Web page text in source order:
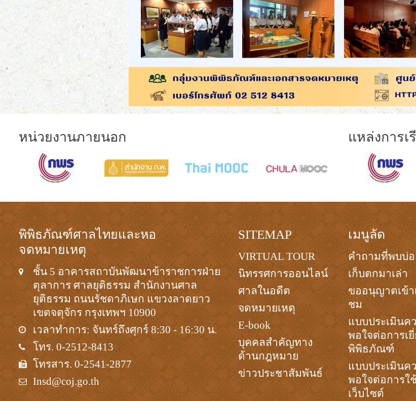
หน่วยงานภายนอก แหล่งการเ
พิพิธภัณฑ์ศาลไทยและหอ
จดหมายเหตุ
ชั้น 5 อาคารสถาบันพัฒนาข้าราชการฝ่าย
ตุลาการ ศาลยุติธรรม สำนักงานศาล
ยุติธรรม ถนนรัชดาภิเษก แขวงลาดยาว
เขตจตุจักร กรุงเทพฯ 10900
เวลาทำการ: จันทร์ถึงศุกร์ 8:30 - 16:30 น.
โทร. 0-2512-8413
โทรสาร. 0-2541-2877
Insd@coj.go.th
SITEMAP
VIRTUAL TOUR
นิทรรศการออนไลน์
ศาลในอดีต
จดหมายเหตุ
E-book
บุคคลสำคัญทาง
ด้านกฎหมาย
ข่าวประชาสัมพันธ์
เมนูลัด
คำถามที่พบบ่
เก็บตกมาเล่า
ขออนุญาตเข้า
ชม
แบบประเมินค
พอใจต่อการเ
พิพิธภัณฑ์
แบบประเมินค
พอใจต่อการใ
เว็บไซต์